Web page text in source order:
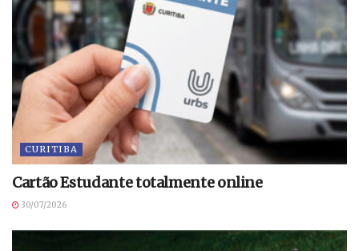
CURITIBA
Cartão Estudante totalmente online
30/07/2026